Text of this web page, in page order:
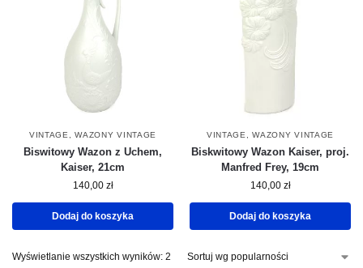
VINTAGE ,WAZONY VINTAGE
Biswitowy Wazon z Uchem,
Kaiser, 21cm
140,00 zł
Dodaj do koszyka
VINTAGE ,WAZONY VINTAGE
Biskwitowy Wazon Kaiser, proj.
Manfred Frey, 19cm
140,00 zł
Dodaj do koszyka
Wyświetlanie wszystkich wyników: 2